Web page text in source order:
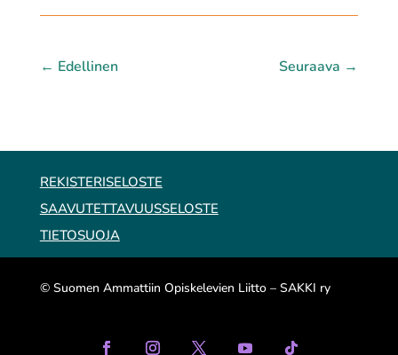
← Edellinen Seuraava →
REKISTERISELOSTE
SAAVUTETTAVUUSSELOSTE
TIETOSUOJA
© Suomen Ammattiin Opiskelevien Liitto – SAKKI ry